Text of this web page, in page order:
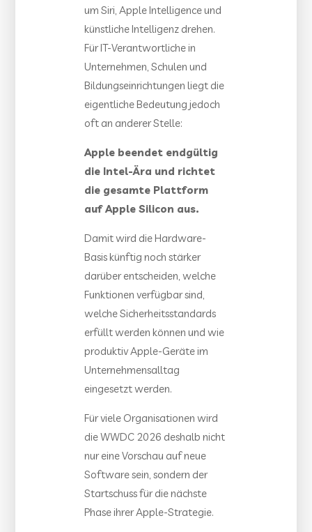
um Siri, Apple Intelligence und
künstliche Intelligenz drehen.
Für IT-Verantwortliche in
Unternehmen, Schulen und
Bildungseinrichtungen liegt die
eigentliche Bedeutung jedoch
oft an anderer Stelle:
Apple beendet endgültig
die Intel-Ära und richtet
die gesamte Plattform
auf Apple Silicon aus.
Damit wird die Hardware-
Basis künftig noch stärker
darüber entscheiden, welche
Funktionen verfügbar sind,
welche Sicherheitsstandards
erfüllt werden können und wie
produktiv Apple-Geräte im
Unternehmensalltag
eingesetzt werden.
Für viele Organisationen wird
die WWDC 2026 deshalb nicht
nur eine Vorschau auf neue
Software sein, sondern der
Startschuss für die nächste
Phase ihrer Apple-Strategie.